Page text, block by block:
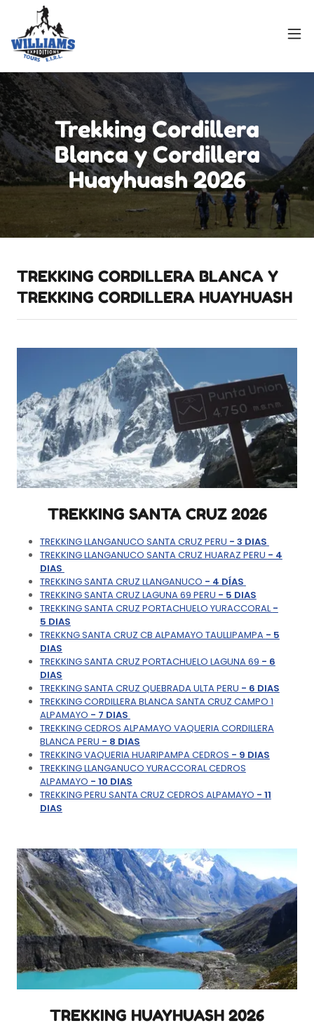
Trekking Cordillera
Blanca y Cordillera
Huayhuash 2026
TREKKING CORDILLERA BLANCA Y
TREKKING CORDILLERA HUAYHUASH
TREKKING SANTA CRUZ 2026
TREKKING LLANGANUCO SANTA CRUZ PERU - 3 DIAS
TREKKING LLANGANUCO SANTA CRUZ HUARAZ PERU - 4
DIAS
TREKKING SANTA CRUZ LLANGANUCO - 4 DÍAS
TREKKING SANTA CRUZ LAGUNA 69 PERU - 5 DIAS
TREKKING SANTA CRUZ PORTACHUELO YURACCORAL-
5 DIAS
TREKKNG SANTA CRUZ CB ALPAMAYO TAULLIPAMPA - 5
DIAS
TREKKING SANTA CRUZ PORTACHUELO LAGUNA 69 - 6
DIAS
TREKKING SANTA CRUZ QUEBRADA ULTA PERU - 6 DIAS
TREKKING CORDILLERA BLANCA SANTA CRUZ CAMPO 1
ALPAMAYO - 7 DIAS
TREKKING CEDROS ALPAMAYO VAQUERIA CORDILLERA
BLANCA PERU - 8 DIAS
TREKKING VAQUERIA HUARIPAMPA CEDROS - 9 DIAS
TREKKING LLANGANUCO YURACCORAL CEDROS
ALPAMAYO - 10 DIAS
TREKKING PERU SANTA CRUZ CEDROS ALPAMAYO - 11
DIAS
TREKKING HUAYHUASH 2026